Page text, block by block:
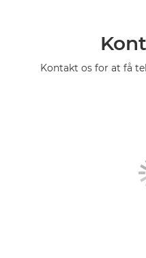
Kontakt os for at få